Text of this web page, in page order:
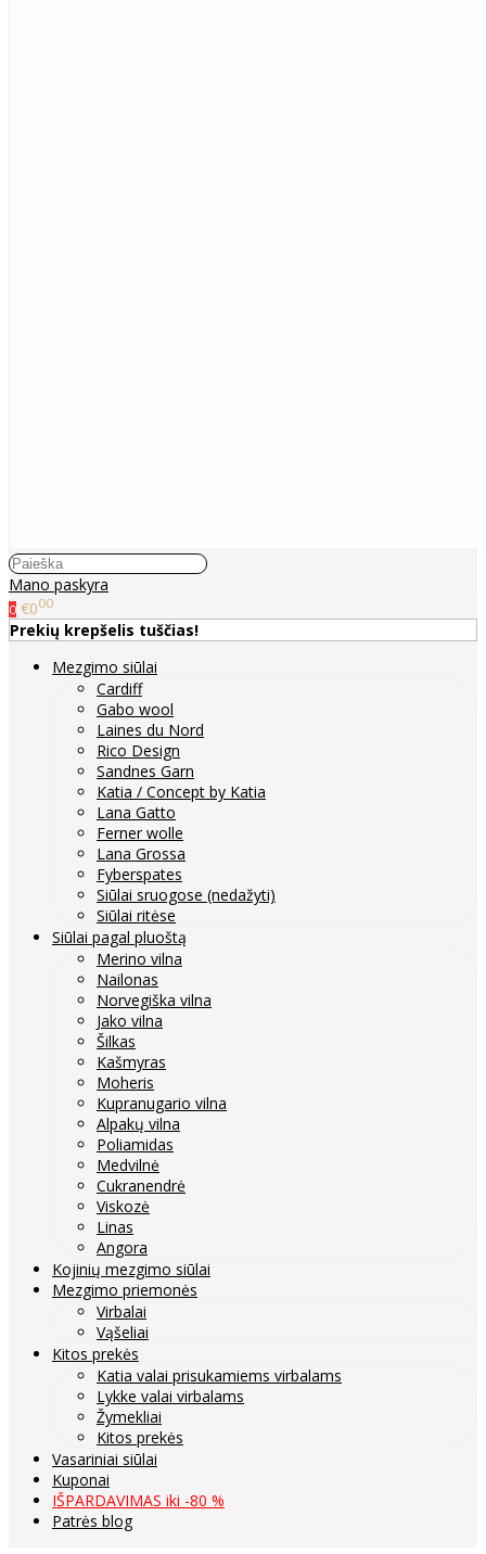
Mano paskyra
0 €000
Prekių krepšelis tuščias!
Mezgimo siūlai
Cardiff
Gabo wool
Laines du Nord
Rico Design
Sandnes Garn
Katia / Concept by Katia
Lana Gatto
Ferner wolle
Lana Grossa
Fyberspates
Siūlai sruogose (nedažyti)
Siūlai ritėse
Siūlai pagal pluoštą
Merino vilna
Nailonas
Norvegiška vilna
Jako vilna
Šilkas
Kašmyras
Moheris
Kupranugario vilna
Alpakų vilna
Poliamidas
Medvilnė
Cukranendrė
Viskozė
Linas
Angora
Kojinių mezgimo siūlai
Mezgimo priemonės
Virbalai
Vąšeliai
Kitos prekės
Katia valai prisukamiems virbalams
Lykke valai virbalams
Žymekliai
Kitos prekės
Vasariniai siūlai
Kuponai
IŠPARDAVIMAS iki -80 %
Patrės blog